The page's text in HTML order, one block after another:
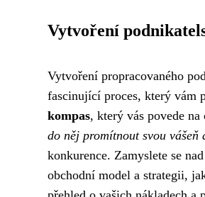
Vytvoření
Vytvoření propracovaného
fascinující proces, který vám
kompas, který vás povede na
do něj promítnout svou vášeň
konkurence. Zamyslete se
obchodní model a strategii,